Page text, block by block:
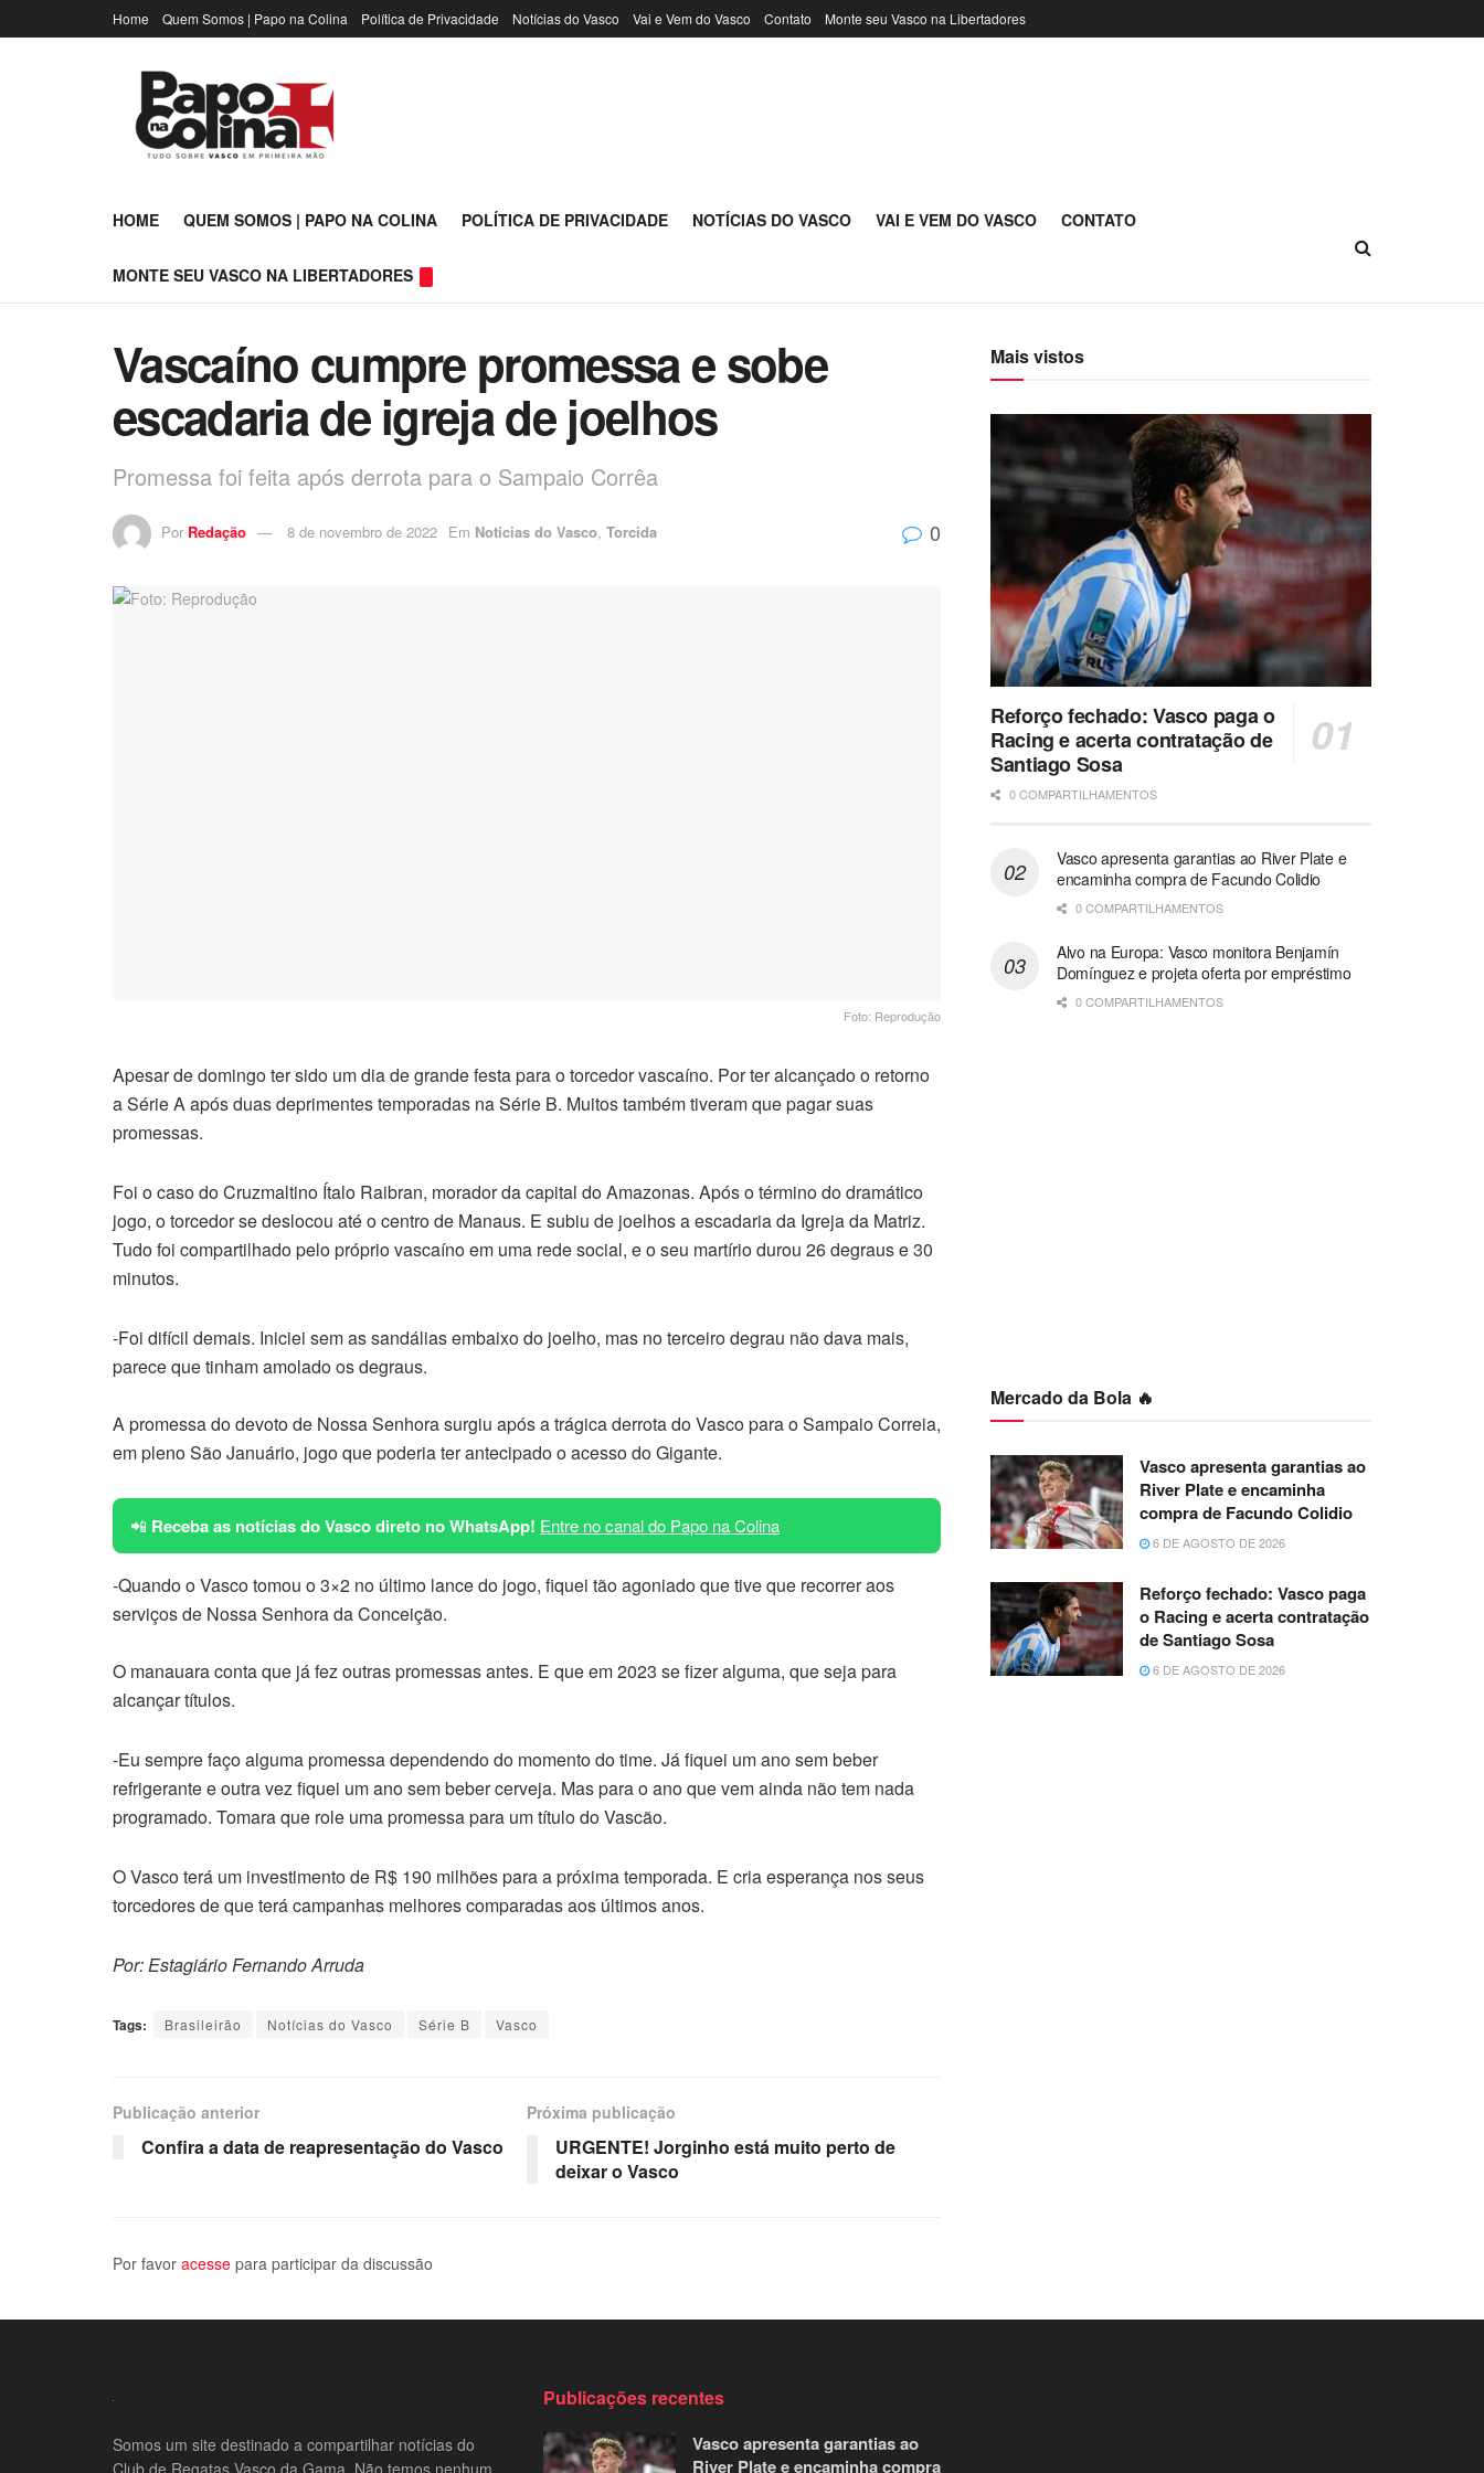
Home Quem Somos | Papo na Colina Política de Privacidade Notícias do Vasco Vai e Vem do Vasco Contato Monte seu Vasco na Libertadores
HOME QUEM SOMOS | PAPO NA COLINA POLÍTICA DE PRIVACIDADE NOTÍCIAS DO VASCO VAI E VEM DO VASCO CONTATO
MONTE SEU VASCO NA LIBERTADORES
Vascaíno cumpre promessa e sobe
escadaria de igreja de joelhos
Promessa foi feita após derrota para o Sampaio Corrêa
Por Redação 8 de novembro de 2022 Em Notícias do Vasco, Torcida 0
Foto: Reprodução
Apesar de domingo ter sido um dia de grande festa para o torcedor vascaíno. Por ter alcançado o retorno
a Série A após duas deprimentes temporadas na Série B. Muitos também tiveram que pagar suas
promessas.
Foi o caso do Cruzmaltino Ítalo Raibran, morador da capital do Amazonas. Após o término do dramático
jogo, o torcedor se deslocou até o centro de Manaus. E subiu de joelhos a escadaria da Igreja da Matriz.
Tudo foi compartilhado pelo próprio vascaíno em uma rede social, e o seu martírio durou 26 degraus e 30
minutos.
-Foi difícil demais. Iniciei sem as sandálias embaixo do joelho, mas no terceiro degrau não dava mais,
parece que tinham amolado os degraus.
A promessa do devoto de Nossa Senhora surgiu após a trágica derrota do Vasco para o Sampaio Correia,
em pleno São Januário, jogo que poderia ter antecipado o acesso do Gigante.
📲 Receba as notícias do Vasco direto no WhatsApp! Entre no canal do Papo na Colina
-Quando o Vasco tomou o 3×2 no último lance do jogo, fiquei tão agoniado que tive que recorrer aos
serviços de Nossa Senhora da Conceição.
O manauara conta que já fez outras promessas antes. E que em 2023 se fizer alguma, que seja para
alcançar títulos.
-Eu sempre faço alguma promessa dependendo do momento do time. Já fiquei um ano sem beber
refrigerante e outra vez fiquei um ano sem beber cerveja. Mas para o ano que vem ainda não tem nada
programado. Tomara que role uma promessa para um título do Vascão.
O Vasco terá um investimento de R$ 190 milhões para a próxima temporada. E cria esperança nos seus
torcedores de que terá campanhas melhores comparadas aos últimos anos.
Por: Estagiário Fernando Arruda
Tags: Brasileirão Notícias do Vasco Série B Vasco
Publicação anterior
Confira a data de reapresentação do Vasco
Próxima publicação
URGENTE! Jorginho está muito perto de
deixar o Vasco
Por favor acesse para participar da discussão
Mais vistos
Reforço fechado: Vasco paga o
Racing e acerta contratação de
Santiago Sosa
0 COMPARTILHAMENTOS
Vasco apresenta garantias ao River Plate e
encaminha compra de Facundo Colidio
0 COMPARTILHAMENTOS
Alvo na Europa: Vasco monitora Benjamín
Domínguez e projeta oferta por empréstimo
0 COMPARTILHAMENTOS
Mercado da Bola 🔥
Vasco apresenta garantias ao
River Plate e encaminha
compra de Facundo Colidio
6 DE AGOSTO DE 2026
Reforço fechado: Vasco paga
o Racing e acerta contratação
de Santiago Sosa
6 DE AGOSTO DE 2026
Somos um site destinado a compartilhar notícias do
Club de Regatas Vasco da Gama. Não temos nenhum
Publicações recentes
Vasco apresenta garantias ao
River Plate e encaminha compra